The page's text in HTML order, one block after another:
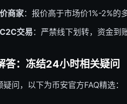
商家：报价高于市场价1%-2%的
交易 ：严禁线下划转，资金到
答：冻结24小时相关疑问
问，以下为币安官方FAQ精选：